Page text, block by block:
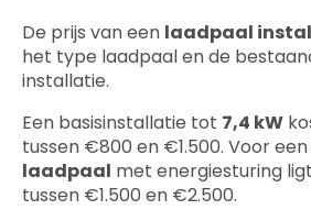
De prijs van een laadpaal
het type laadpaal en de
installatie.
Een basisinstallatie tot 7,4 kW
tussen €800 en €1.500. Voor een
laadpaal met energiesturing
tussen €1.500 en €2.500.